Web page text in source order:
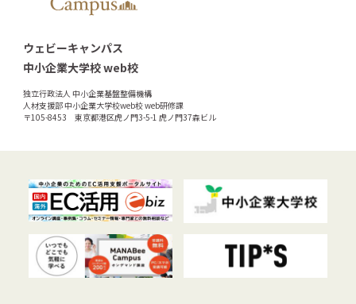
ウェビーキャンパス
中小企業大学校 web校
独立行政法人 中小企業基盤整備機構
人材支援部 中小企業大学校web校 web研修課
〒105-8453 東京都港区虎ノ門3-5-1 虎ノ門37森ビル